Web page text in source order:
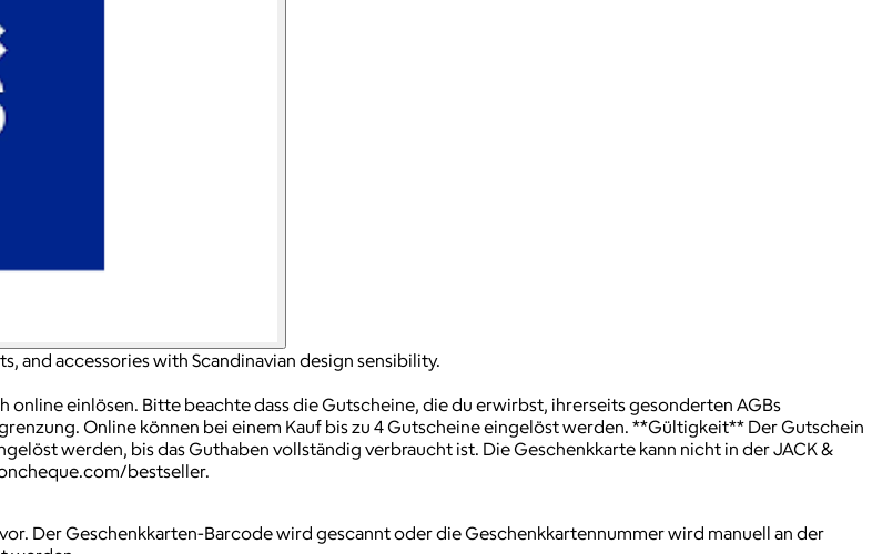
and accessories with Scandinavian design sensibility.
einlösen. Bitte beachte dass die Gutscheine, die du erwirbst, ihrerseits gesonderten AGBs
Online können bei einem Kauf bis zu 4 Gutscheine eingelöst werden. **Gültigkeit** Der Gutschein
werden, bis das Guthaben vollständig verbraucht ist. Die Geschenkkarte kann nicht in der JACK &
bestseller.
Der Geschenkkarten-Barcode wird gescannt oder die Geschenkkartennummer wird manuell an der